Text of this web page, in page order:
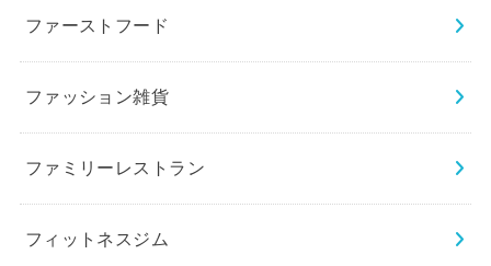
ファーストフード
ファッション雑貨
ファミリーレストラン
フィットネスジム